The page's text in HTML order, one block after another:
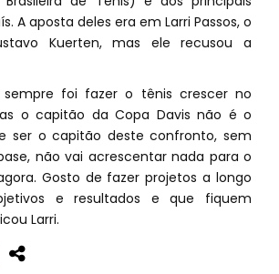
A aposta deles era em Larri Passos, o
Kuerten, mas ele recusou a
sempre foi fazer o tênis crescer no
o capitão da Copa Davis não é o
ser o capitão deste confronto, sem
não vai acrescentar nada para o
Gosto de fazer projetos a longo
e resultados e que fiquem
Larri.